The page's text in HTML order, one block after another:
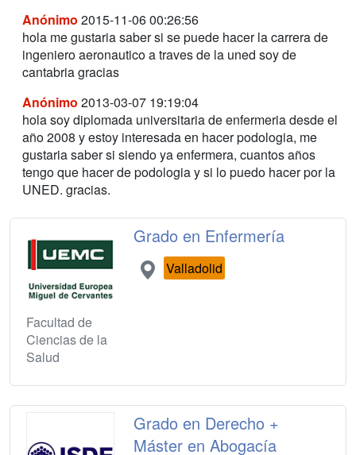
Anónimo 2015-11-06 00:26:56
hola me gustaria saber si se puede hacer la carrera de
ingeniero aeronautico a traves de la uned soy de
cantabria gracias
Anónimo 2013-03-07 19:19:04
hola soy diplomada universitaria de enfermeria desde el
año 2008 y estoy interesada en hacer podologia, me
gustaria saber si siendo ya enfermera, cuantos años
tengo que hacer de podologia y si lo puedo hacer por la
UNED. gracias.
Facultad de
Ciencias de la
Salud
Grado en Enfermería
Valladolid
Grado en Derecho +
Máster en Abogacía